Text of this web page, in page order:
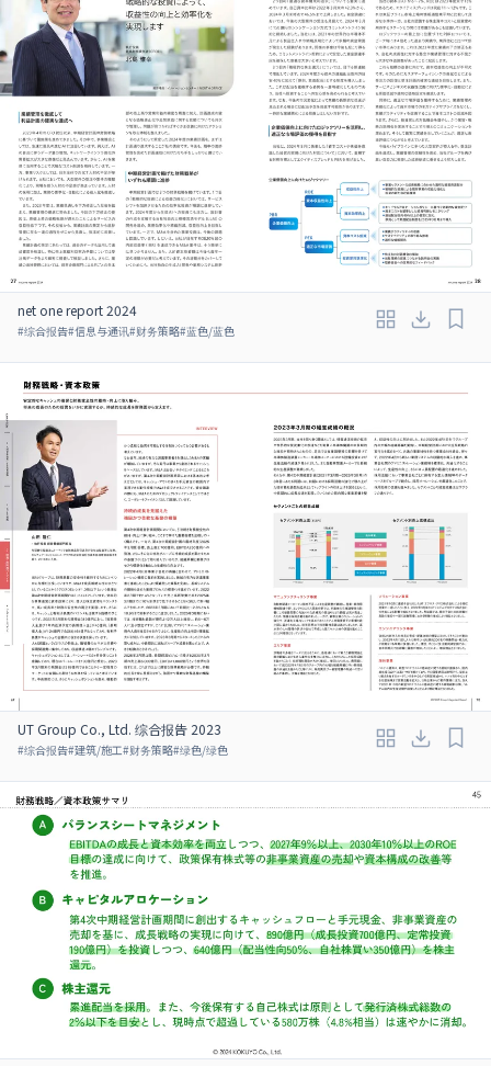
net one report 2024
#综合报告#信息与通讯#财务策略#蓝色/蓝色
UT Group Co., Ltd. 综合报告 2023
#综合报告#建筑/施工#财务策略#绿色/绿色